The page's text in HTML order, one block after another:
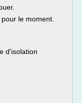
le moment.
d'isolation